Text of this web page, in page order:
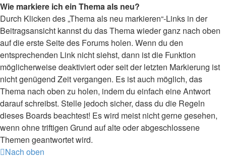
Wie markiere ich ein Thema als neu?
Durch Klicken des „Thema als neu markieren“-Links in der
Beitragsansicht kannst du das Thema wieder ganz nach oben
auf die erste Seite des Forums holen. Wenn du den
entsprechenden Link nicht siehst, dann ist die Funktion
möglicherweise deaktiviert oder seit der letzten Markierung ist
nicht genügend Zeit vergangen. Es ist auch möglich, das
Thema nach oben zu holen, indem du einfach eine Antwort
darauf schreibst. Stelle jedoch sicher, dass du die Regeln
dieses Boards beachtest! Es wird meist nicht gerne gesehen,
wenn ohne triftigen Grund auf alte oder abgeschlossene
Themen geantwortet wird.
Nach oben